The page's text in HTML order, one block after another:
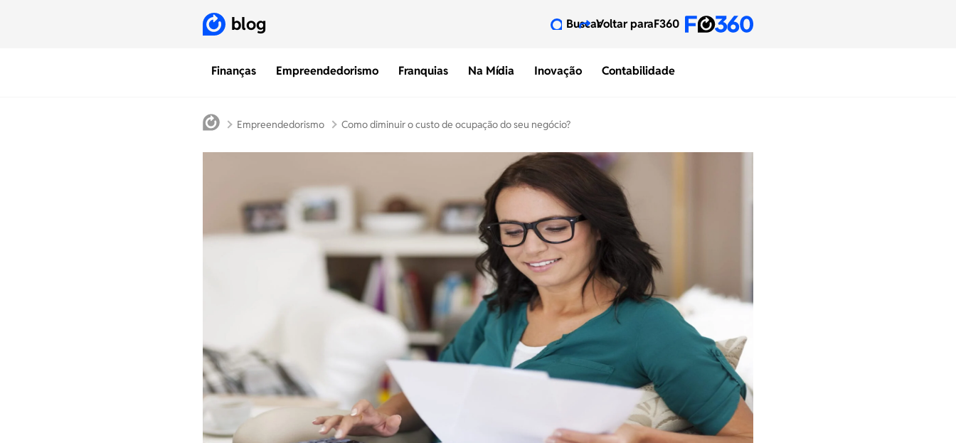
Finanças Empreendedorismo Franquias Na Mídia Inovação Contabilidade
blog BuscarVoltar paraF360
Empreendedorismo Como diminuir o custo de ocupação do seu negócio?